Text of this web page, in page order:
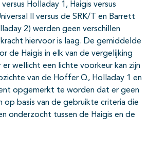
Holladay 1, Haigis versus
II versus de SRK/T en Barrett
2) werden geen verschillen
hiervoor is laag. De gemiddelde
de Haigis in elk van de vergelijking
wellicht een lichte voorkeur kan zijn
van de Hoffer Q, Holladay 1 en
opgemerkt te worden dat er geen
op basis van de gebruikte criteria die
onderzocht tussen de Haigis en de